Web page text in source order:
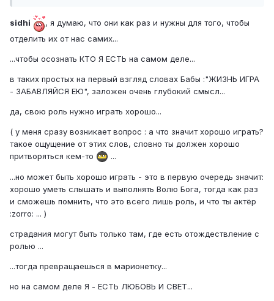
sidhi
, я думаю, что они как раз и нужны для того, чтобы
отделить их от нас самих...
...чтобы осознать КТО Я ЕСТЬ на самом деле...
в таких простых на первый взгляд словах Бабы :"ЖИЗНЬ ИГРА
- ЗАБАВЛЯЙСЯ ЕЮ", заложен очень глубокий смысл...
да, свою роль нужно играть хорошо...
( у меня сразу возникает вопрос : а что значит хорошо играть?
такое ощущение от этих слов, словно ты должен хорошо
притворяться кем-то
...
...но может быть хорошо играть - это в первую очередь значит:
хорошо уметь слышать и выполнять Волю Бога, тогда как раз
и сможешь помнить, что это всего лишь роль, и что ты актёр
:zorro: ... )
страдания могут быть только там, где есть отождествление с
ролью ...
...тогда превращаешься в марионетку...
но на самом деле Я - ЕСТЬ ЛЮБОВЬ И СВЕТ...